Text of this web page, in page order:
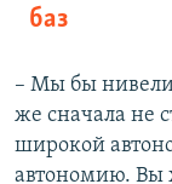
баз
– Мы бы
же сначала не
широкой
автономию. Вы